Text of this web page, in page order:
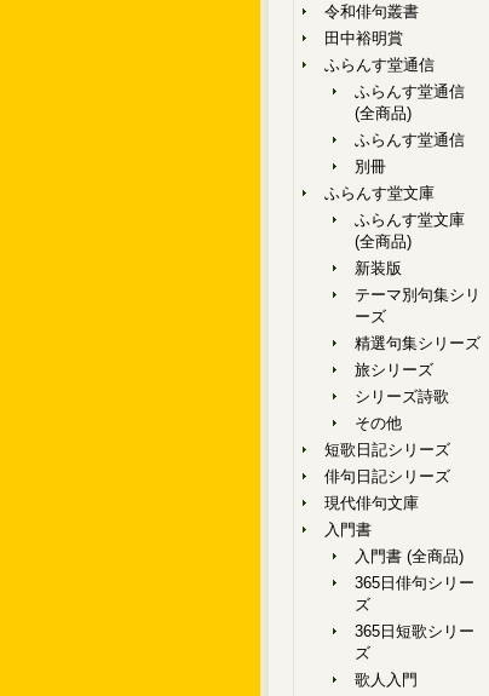
令和俳句叢書
田中裕明賞
ふらんす堂通信
ふらんす堂通信
(全商品)
ふらんす堂通信
別冊
ふらんす堂文庫
ふらんす堂文庫
(全商品)
新装版
テーマ別句集シリ
ーズ
精選句集シリーズ
旅シリーズ
シリーズ詩歌
その他
短歌日記シリーズ
俳句日記シリーズ
現代俳句文庫
入門書
入門書 (全商品)
365日俳句シリー
ズ
365日短歌シリー
ズ
歌人入門